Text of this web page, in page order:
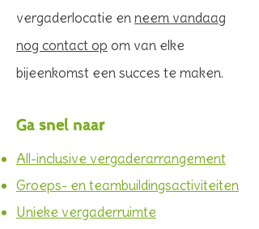
vergaderlocatie enneem vandaag
nog contact op om van elke
bijeenkomst een succes te maken.
Ga snel naar
All-inclusive vergaderarrangement
Groeps- en teambuildingsactiviteiten
Unieke vergaderruimte